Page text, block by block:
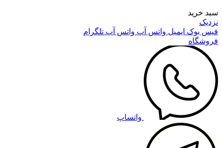
سبد خرید
نزدیک
فیس بوک ایمیل واتس آپ واتس آپ تلگرام
فروشگاه
واتساپ